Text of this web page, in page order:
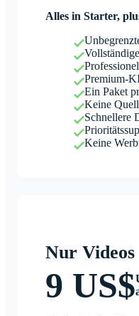
Alles in Starter,
Premium-
Ein Paket
Keine
Schnellere
Keine
Nur Videos
9 US$